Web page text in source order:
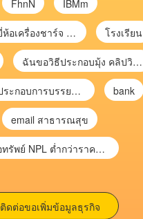
FhnN IBMm
-or-1304 ยี่ห้อเครื่องชาร์จ chargecore โรงเรียน
ฉันขอวิธีประกอบมุ้ง คลิปวิดีโอ การประกอบมุ้ง
เอกสารประกอบการบรรยาย การประเมินความเสี่ยงเพื่อวางแผนการตรวจสอบ \ bank
email สาธารณสุข
ซื้อทรัพย์ NPL ต่ำกว่าราคาตลาด 30-70% แบบไม่ต้องไปประมูล”
ติดต่อขอเพิ่มข้อมูลธุรกิจ